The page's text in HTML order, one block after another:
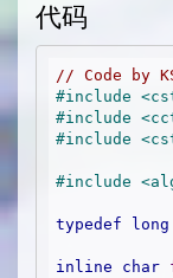
代码
// Code by
#include
#include
#include
#include
typedef long
inline char